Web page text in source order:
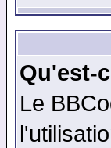
Qu'est-
Le